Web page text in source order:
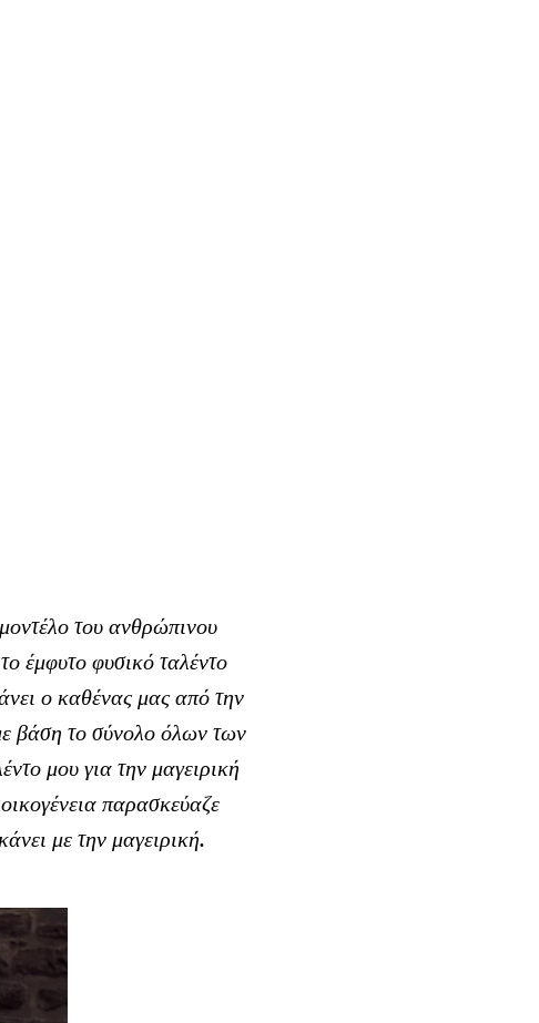
του ανθρώπινου
έμφυτο φυσικό ταλέντο
ο καθένας μας από την
βάση το σύνολο όλων των
μου για την μαγειρική
παρασκεύαζε
με την μαγειρική.